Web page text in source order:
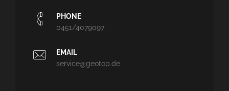
PHONE
0451/4079097
EMAIL
service@geotop.de